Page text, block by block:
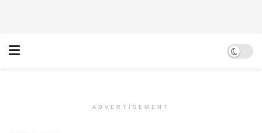
ADVERTISEMENT